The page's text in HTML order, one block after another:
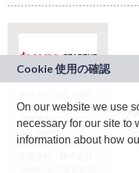
ドコモグループの新
規事業創出プログラ
ム「docomo
STARTUP」を通じて
On our website we use
necessary for our site to
information about how